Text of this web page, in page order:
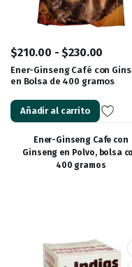
$210.00 - $230.00
Ener-Ginseng Café con
en Bolsa de 400 gramos
Añadir al carrito
Ener-Ginseng Cafe con
Ginseng en Polvo, bolsa
400 gramos